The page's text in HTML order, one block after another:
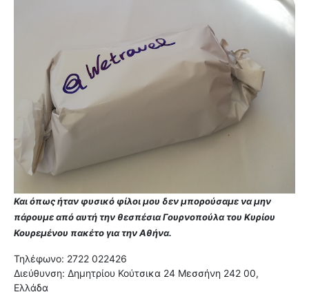
Και όπως ήταν φυσικό φίλοι μου δεν μπορούσαμε να μην
πάρουμε από αυτή την θεσπέσια Γουρνοπούλα του Κυρίου
Κουρεμένου πακέτο για την Αθήνα.
Τηλέφωνο: 2722 022426
Διεύθυνση: Δημητρίου Κούτσικα 24 Μεσσήνη 242 00,
Ελλάδα